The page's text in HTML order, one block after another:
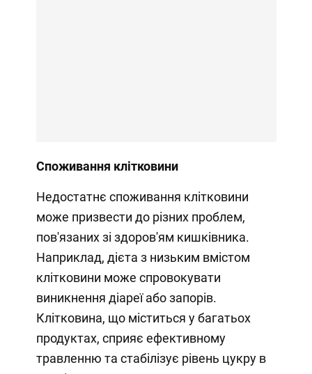
Споживання клітковини
Недостатнє споживання клітковини
може призвести до різних проблем,
пов'язаних зі здоров'ям кишківника.
Наприклад, дієта з низьким вмістом
клітковини може спровокувати
виникнення діареї або запорів.
Клітковина, що міститься у багатьох
продуктах, сприяє ефективному
травленню та стабілізує рівень цукру в